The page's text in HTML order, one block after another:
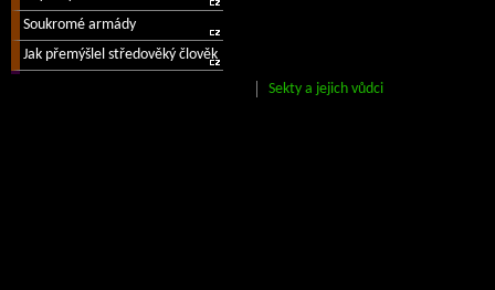
Sekty a jejich vůdci